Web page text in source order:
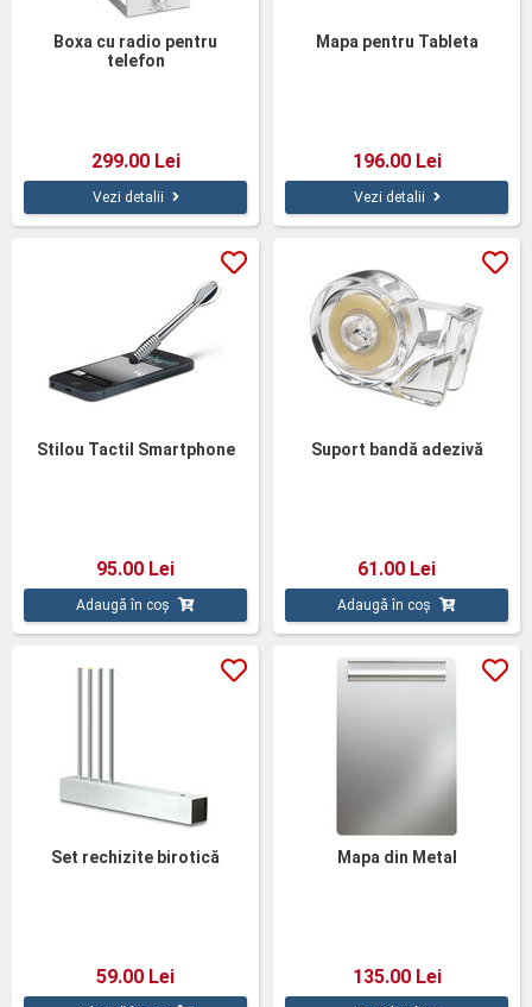
Boxa cu radio pentru
telefon
299.00 Lei
Vezi detalii
Mapa pentru Tableta
196.00 Lei
Vezi detalii
Stilou Tactil Smartphone
95.00 Lei
Adaugă în coș
Suport bandă adezivă
61.00 Lei
Adaugă în coș
Set rechizite birotică
59.00 Lei
Mapa din Metal
135.00 Lei